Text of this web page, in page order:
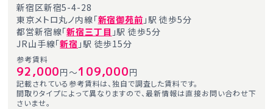
新宿区新宿5-4-28
東京メトロ丸ノ内線「新宿御苑前 」駅 徒歩5分
都営新宿線「新宿三丁目 」駅 徒歩5分
JR山手線「新宿 」駅 徒歩15分
参考賃料
92,000円～109,000円
記載されている参考賃料は、独自で調査した賃料です。
間取りタイプによって異なりますので、最新情報は直接お問い合わせ下
さいませ。